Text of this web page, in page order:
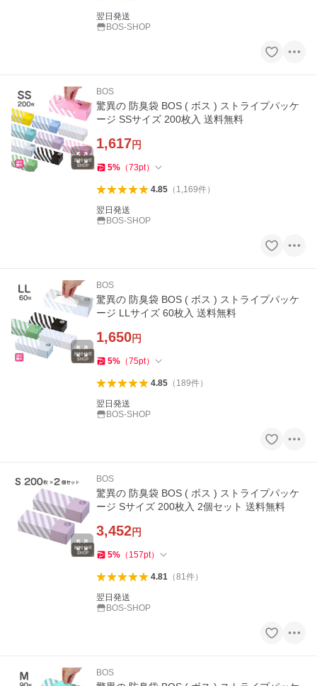
翌日発送
BOS-SHOP
BOS
驚異の 防臭袋 BOS ( ボス ) ストライプパッケ
ージ SSサイズ 200枚入 送料無料
1,617円
5% （73pt）
4.85（ 1,169件）
翌日発送
BOS-SHOP
BOS
驚異の 防臭袋 BOS ( ボス ) ストライプパッケ
ージ LLサイズ 60枚入 送料無料
1,650円
5% （75pt）
4.85（ 189件）
翌日発送
BOS-SHOP
BOS
驚異の 防臭袋 BOS ( ボス ) ストライプパッケ
ージ Sサイズ 200枚入 2個セット 送料無料
3,452円
5% （ 157pt）
4.81（81件）
翌日発送
BOS-SHOP
BOS